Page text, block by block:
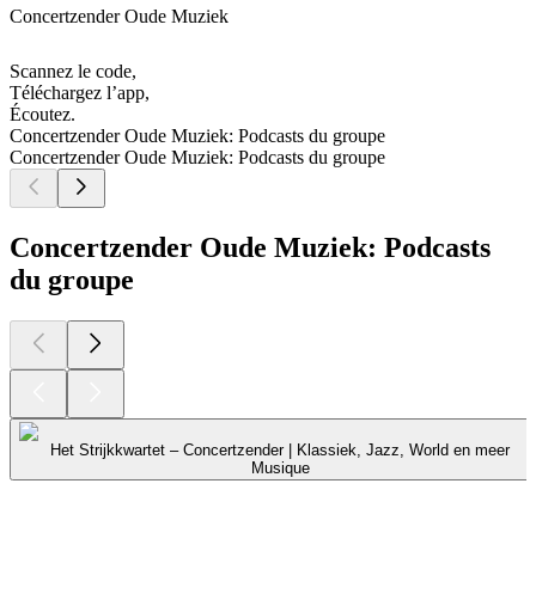
Concertzender Oude Muziek
Scannez le code,
Téléchargez l’app,
Écoutez.
Concertzender Oude Muziek: Podcasts du groupe
Concertzender Oude Muziek: Podcasts du groupe
Concertzender Oude Muziek: Podcasts
du groupe
Het Strijkkwartet – Concertzender | Klassiek, Jazz, World en meer
Musique